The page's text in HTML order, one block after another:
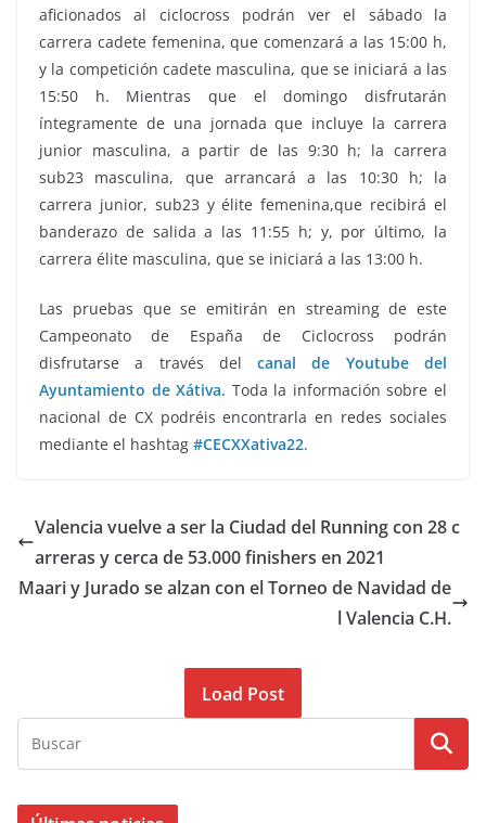
aficionados al ciclocross podrán ver el sábado la
carrera cadete femenina, que comenzará a las 15:00 h,
y la competición cadete masculina, que se iniciará a las
15:50 h. Mientras que el domingo disfrutarán
íntegramente de una jornada que incluye la carrera
junior masculina, a partir de las 9:30 h; la carrera
sub23 masculina, que arrancará a las 10:30 h; la
carrera junior, sub23 y élite femenina,que recibirá el
banderazo de salida a las 11:55 h; y, por último, la
carrera élite masculina, que se iniciará a las 13:00 h.
Las pruebas que se emitirán en streaming de este
Campeonato de España de Ciclocross podrán
disfrutarse a través delcanal de Youtube del
Ayuntamiento de Xátiva. Toda la información sobre el
nacional de CX podréis encontrarla en redes sociales
mediante el hashtag #CECXXativa22.
Valencia vuelve a ser la Ciudad del Running con 28 c
arreras y cerca de 53.000 finishers en 2021
Maari y Jurado se alzan con el Torneo de Navidad de
l Valencia C.H.
Load Post